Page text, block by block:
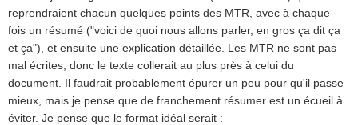
reprendraient chacun quelques points des MTR, avec à chaque
fois un résumé ("voici de quoi nous allons parler, en gros ça dit ça
et ça"), et ensuite une explication détaillée. Les MTR ne sont pas
mal écrites, donc le texte collerait au plus près à celui du
document. Il faudrait probablement épurer un peu pour qu'il passe
mieux, mais je pense que de franchement résumer est un écueil à
éviter. Je pense que le format idéal serait :